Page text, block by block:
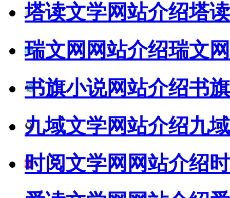
塔读文学网站介绍塔
瑞文网网站介绍瑞文网
书旗小说网站介绍书
九域文学网站介绍九
时阅文学网网站介绍